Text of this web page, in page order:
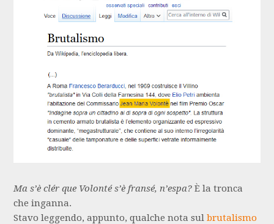
Ma s’è clér que Volonté s’è fransé, n’espa? È la tronca
che inganna.
Stavo leggendo, appunto, qualche nota sulbrutalismo